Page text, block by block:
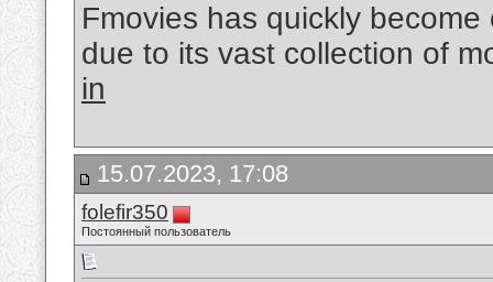
Fmovies has quickly
due to its vast collection of
in
15.07.2023, 17:08
folefir350
Постоянный пользователь